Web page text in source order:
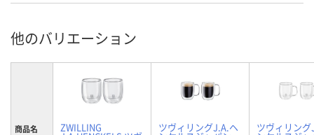
他のバリエーション
商品名 ZWILLING ツヴィリングJ.A.ヘ ツヴィリン